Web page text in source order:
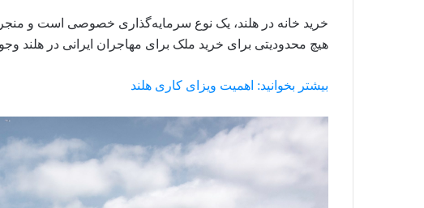
خرید خانه در هلند، یک نوع سرمایه‌گذاری خصوصی است و منجر
هیچ محدودیتی برای خرید ملک برای مهاجران ایرانی در هلند
بیشتر بخوانید: اهمیت ویزای کاری هلند